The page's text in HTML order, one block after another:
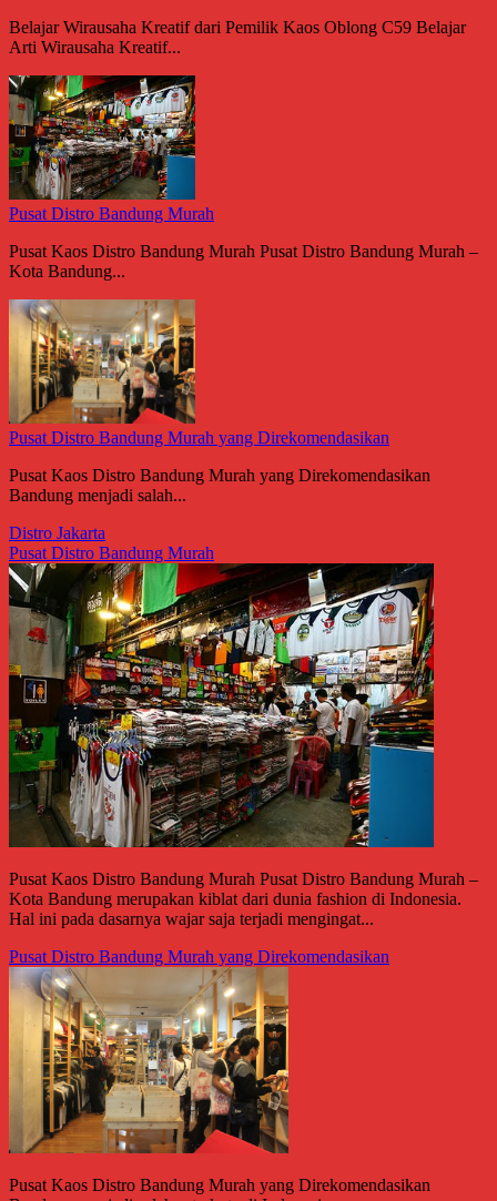
Belajar Wirausaha Kreatif dari Pemilik Kaos Oblong C59 Belajar
Arti Wirausaha Kreatif...
Pusat Distro Bandung Murah
Pusat Kaos Distro Bandung Murah Pusat Distro Bandung Murah –
Kota Bandung...
Pusat Distro Bandung Murah yang Direkomendasikan
Pusat Kaos Distro Bandung Murah yang Direkomendasikan
Bandung menjadi salah...
Distro Jakarta
Pusat Distro Bandung Murah
Pusat Kaos Distro Bandung Murah Pusat Distro Bandung Murah –
Kota Bandung merupakan kiblat dari dunia fashion di Indonesia.
Hal ini pada dasarnya wajar saja terjadi mengingat...
Pusat Distro Bandung Murah yang Direkomendasikan
Pusat Kaos Distro Bandung Murah yang Direkomendasikan